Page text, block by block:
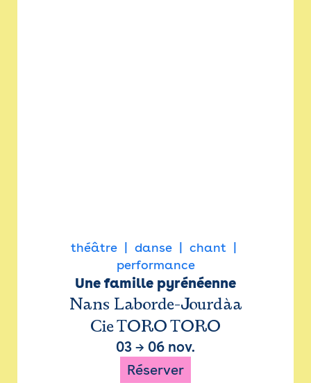
théâtre danse
chant
performance
Une famille pyrénéenne
Nans Laborde-Jourdàa
Cie TORO TORO
03 → 06 nov.
Réserver